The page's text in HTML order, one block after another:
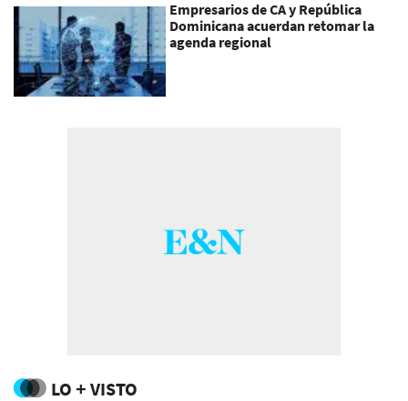
Empresarios de CA y República
Dominicana acuerdan retomar la
agenda regional
LO + VISTO